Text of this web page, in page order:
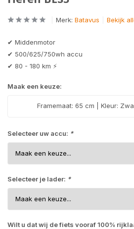
Merk: Batavus Bekijk
✔ Middenmotor
✔ 500/625/750wh accu
✔ 80 - 180 km ⚡
Maak een keuze:
Framemaat: 65 cm | Kleur:
Selecteer uw accu: *
Selecteer je lader: *
Wilt u dat wij de fiets vooraf 100%